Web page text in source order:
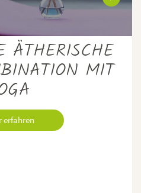
ÄTHERISCHE
MIT
erfahren